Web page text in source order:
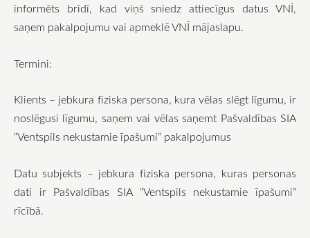
informēts brīdī, kad viņš sniedz attiecīgus datus VNĪ,
saņem pakalpojumu vai apmeklē VNĪ mājaslapu.
Termini:
Klients – jebkura fiziska persona, kura vēlas slēgt līgumu, ir
noslēgusi līgumu, saņem vai vēlas saņemt Pašvaldības SIA
“Ventspils nekustamie īpašumi” pakalpojumus
Datu subjekts – jebkura fiziska persona, kuras personas
dati ir Pašvaldības SIA “Ventspils nekustamie īpašumi”
rīcībā.